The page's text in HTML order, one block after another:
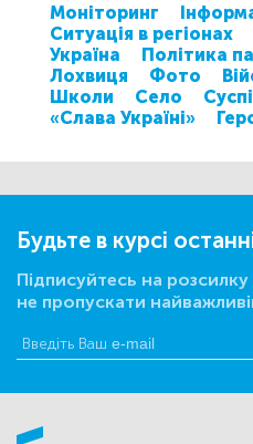
Моніторинг
Ситуація в регіонах
Україна
Політика
Лохвиця
Фото
Школи
Село
«Слава Україні»
Будьте в курсі
Підписуйтесь на
не пропускати